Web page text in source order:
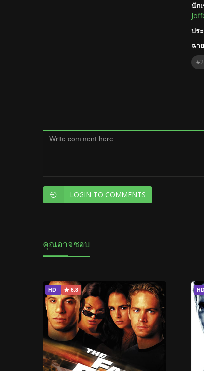
นัก
ปร
ฉา
LOGIN TO COMMENTS
คุณอาจชอบ
HD 6.8 HD